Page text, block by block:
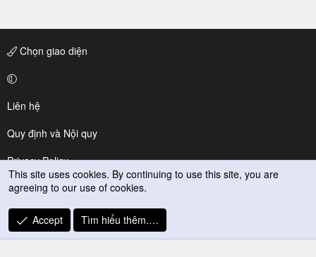
Chọn giao diện
Liên hệ
Quy định và Nội quy
Privacy Policy
Trợ giúp
R
S
This site uses cookies. By continuing to use this site, you are
agreeing to our use of cookies.
Accept Tìm hiểu thêm.…